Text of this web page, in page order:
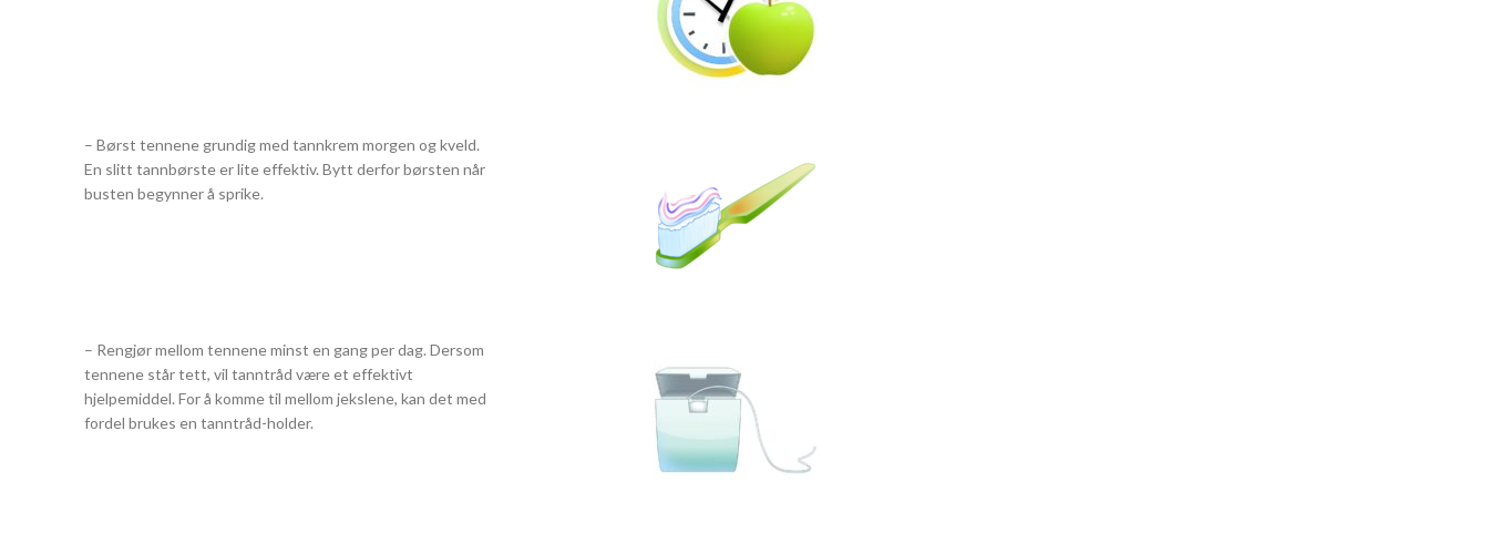
– Børst tennene grundig med tannkrem morgen og kveld.
En slitt tannbørste er lite effektiv. Bytt derfor børsten når
busten begynner å sprike.
– Rengjør mellom tennene minst en gang per dag. Dersom
tennene står tett, vil tanntråd være et effektivt
hjelpemiddel. For å komme til mellom jekslene, kan det med
fordel brukes en tanntråd-holder.